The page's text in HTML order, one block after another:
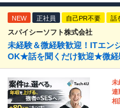
NEW 正社員 自己PR不要 話
スパイシーソフト株式会社
未経験＆微経験歓迎！ITエン
OK★話を聞くだけ歓迎★微経
未
連
相